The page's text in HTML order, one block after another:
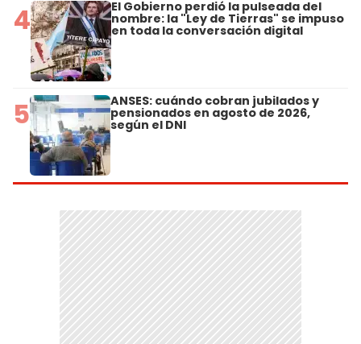
4 El Gobierno perdió la pulseada del
nombre: la "Ley de Tierras" se impuso
en toda la conversación digital
5 ANSES: cuándo cobran jubilados y
pensionados en agosto de 2026,
según el DNI